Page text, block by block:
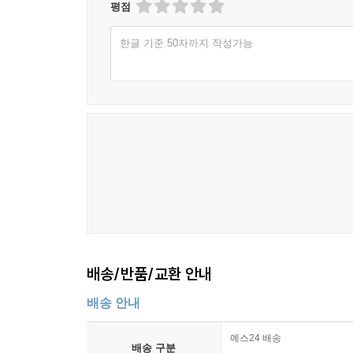
평점
한글 기준 50자까지 작성가능
배송/반품/교환 안내
배송 안내
배송 구분
예스24 배송